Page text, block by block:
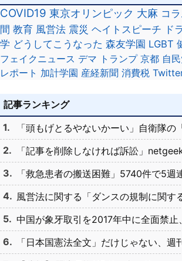
COVID19 東京オリンピック 大麻 コ
間 教育 風営法 震災 ヘイトスピーチ ド
学 どうしてこうなった 森友学園 LGBT
フェイクニュース デマ トランプ 京都 自
レポート 加計学園 産経新聞 消費税
記事ランキング
「頭もげとるやないかーい」自衛隊の
「記事を削除しなければ訴訟」
「救急患者の搬送困難」5740件で5週
風営法に関する「ダンスの規制に関す
中国が象牙取引を2017年中に全面禁止
「日本国憲法全文」だけじゃない、週